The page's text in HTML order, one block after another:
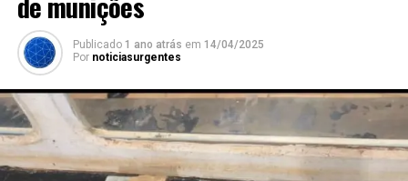
Publicado 1 ano atrás em 14/04/2025
Por noticiasurgentes